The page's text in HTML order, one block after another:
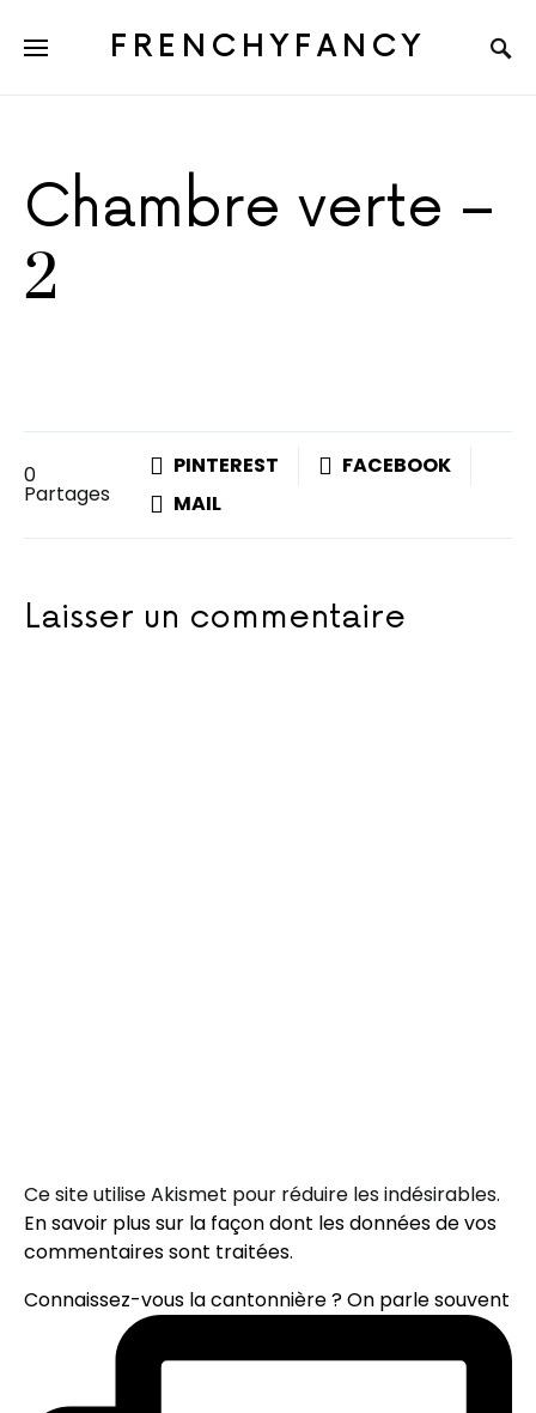
FRENCHYFANCY
Chambre verte –
2
0
Partages
PINTEREST
FACEBOOK
MAIL
Laisser un commentaire
Ce site utilise Akismet pour réduire les indésirables.
En savoir plus sur la façon dont les données de vos
commentaires sont traitées.
Connaissez-vous la cantonnière ? On parle souvent